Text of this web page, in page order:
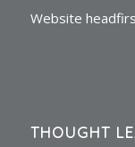
Website
THOUGHT